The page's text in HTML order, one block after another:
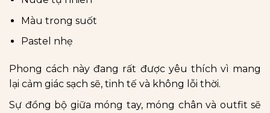
Màu trong suốt
Pastel nhẹ
Phong cách này đang rất được yêu thích vì mang
lại cảm giác sạch sẽ, tinh tế và không lỗi thời.
Sự đồng bộ giữa móng tay, móng chân và outfit sẽ